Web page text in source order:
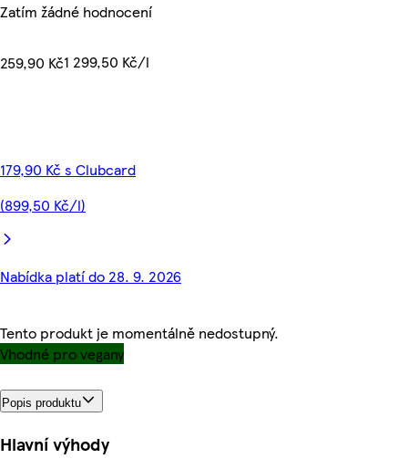
Zatím žádné hodnocení
259,90 Kč1 299,50 Kč/l
179,90 Kč s Clubcard
(899,50 Kč/l)
Nabídka platí do 28. 9. 2026
Tento produkt je momentálně nedostupný.
Vhodné pro vegany
Popis produktu
Hlavní výhody